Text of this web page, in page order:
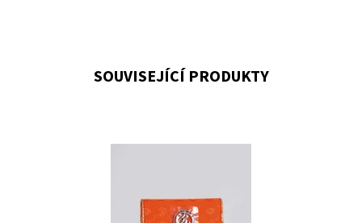
SOUVISEJÍCÍ PRODUKTY
Rocawear